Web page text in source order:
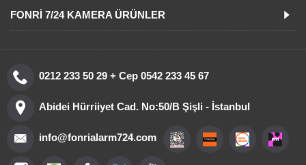
FONRI 7/24 KAMERA ÜRÜNLER
0212 233 50 29 + Cep 0542 233 45 67
Abidei Hürriiyet Cad. No:50/B Şişli - İstanbul
info@fonrialarm724.com